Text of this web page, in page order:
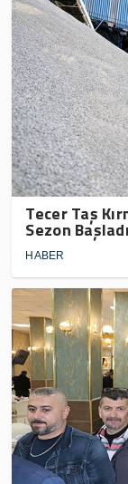
Tecer Taş
Sezon
HABER